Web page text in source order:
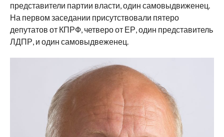
представители партии власти, один самовыдвиженец.
На первом заседании присутствовали пятеро
депутатов от КПРФ, четверо от ЕР, один представитель
ЛДПР, и один самовыдвеженец.